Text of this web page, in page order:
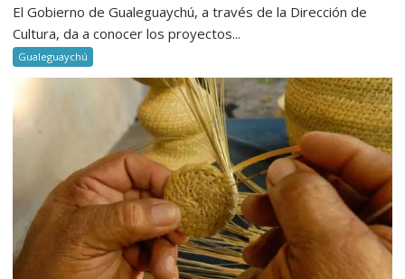
El Gobierno de Gualeguaychú, a través de la Dirección de
Cultura, da a conocer los proyectos...
Gualeguaychú